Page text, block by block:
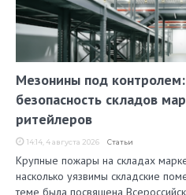
Мезонины под
безопасность складов
ритейлеров
14:14, 4 августа 2026 Статьи
Крупные пожары на складах
насколько уязвимы складские
теме была посвящена